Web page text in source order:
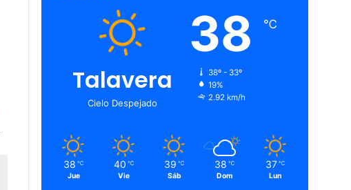
Talavera
Cielo Despejado
38 ℃
38º - 33º
19%
2.92 km/h
38 ℃
Jue
40 ℃
Vie
39 ℃
Sáb
38 ℃
Dom
37 ℃
Lun